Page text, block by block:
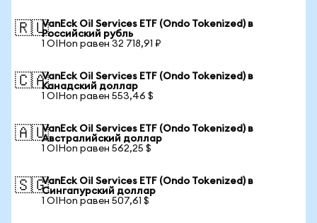
🇷🇺VanEck Oil Services ETF (Ondo Tokenized) в
Российский рубль
1 OIHon равен 32 718,91 ₽
🇨🇦VanEck Oil Services ETF (Ondo Tokenized) в
Канадский доллар
1 OIHon равен 553,46 $
🇦🇺VanEck Oil Services ETF (Ondo Tokenized) в
Австралийский доллар
1 OIHon равен 562,25 $
🇸🇬VanEck Oil Services ETF (Ondo Tokenized) в
Сингапурский доллар
1 OIHon равен 507,61 $